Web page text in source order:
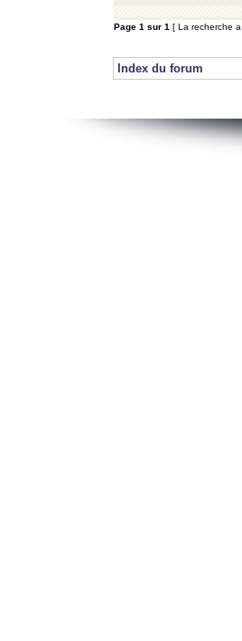
Page 1 sur 1 [ La recherche
Index du forum